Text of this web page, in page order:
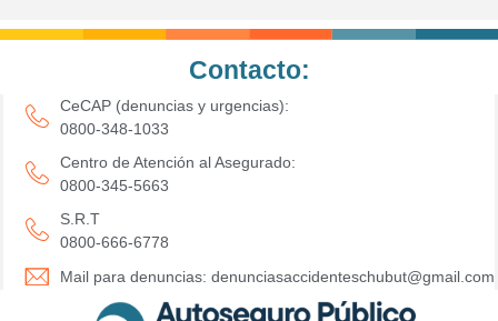
Contacto:
CeCAP (denuncias y urgencias):
0800-348-1033
Centro de Atención al Asegurado:
0800-345-5663
S.R.T
0800-666-6778
Mail para denuncias: denunciasaccidenteschubut@gmail.com